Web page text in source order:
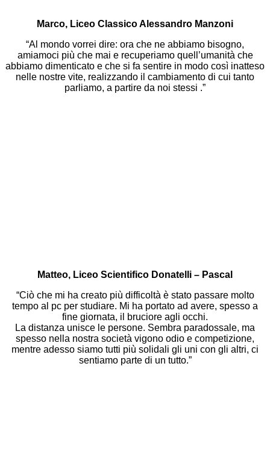
Marco, Liceo Classico Alessandro Manzoni
“Al mondo vorrei dire: ora che ne abbiamo bisogno,
amiamoci più che mai e recuperiamo quell’umanità che
abbiamo dimenticato e che si fa sentire in modo così inatteso
nelle nostre vite, realizzando il cambiamento di cui tanto
parliamo, a partire da noi stessi .”
Matteo, Liceo Scientifico Donatelli – Pascal
“Ciò che mi ha creato più difficoltà è stato passare molto
tempo al pc per studiare. Mi ha portato ad avere, spesso a
fine giornata, il bruciore agli occhi.
La distanza unisce le persone. Sembra paradossale, ma
spesso nella nostra società vigono odio e competizione,
mentre adesso siamo tutti più solidali gli uni con gli altri, ci
sentiamo parte di un tutto.”